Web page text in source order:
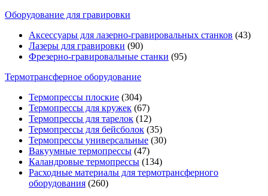
Оборудование для гравировки
Аксессуары для лазерно-гравировальных станков (43)
Лазеры для гравировки (90)
Фрезерно-гравировальные станки (95)
Термотрансферное оборудование
Термопрессы плоские (304)
Термопрессы для кружек (67)
Термопрессы для тарелок (12)
Термопрессы для бейсболок (35)
Термопрессы универсальные (30)
Вакуумные термопрессы (47)
Каландровые термопрессы (134)
Расходные материалы для термотрансферного
оборудования (260)